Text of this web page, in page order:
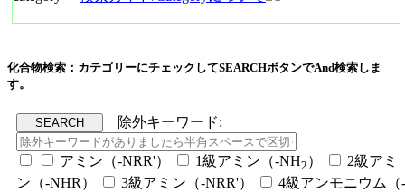
化合物検索：カテゴリーにチェックしてSEARCHボタンでAnd検索しま
す。
除外キーワード:
アミン（-NRR'） 1級アミン（-NH2 ）
2級アミ
ン（-NHR）
3級アミン（-NRR'）
4級アンモニウム（-